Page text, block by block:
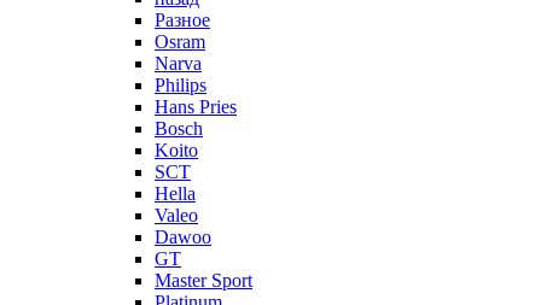
Разное
Osram
Narva
Philips
Hans Pries
Bosch
Koito
SCT
Hella
Valeo
Dawoo
GT
Master Sport